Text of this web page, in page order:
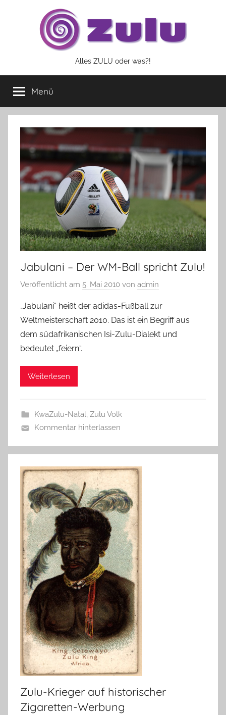
Alles ZULU oder was?!
Menü
Jabulani – Der WM-Ball spricht Zulu!
Veröffentlicht am 5. Mai 2010 von admin
„Jabulani“ heißt der adidas-Fußball zur
Weltmeisterschaft 2010. Das ist ein Begriff aus
dem südafrikanischen Isi-Zulu-Dialekt und
bedeutet „feiern“.
Weiterlesen
KwaZulu-Natal, Zulu Volk
Kommentar hinterlassen
Zulu-Krieger auf historischer
Zigaretten-Werbung